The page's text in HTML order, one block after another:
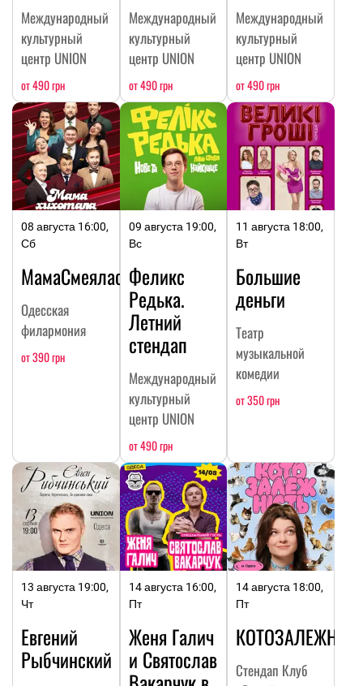
Международный
культурный
центр UNION
от 490 грн
Международный
культурный
центр UNION
от 490 грн
Международный
культурный
центр UNION
от 490 грн
08 августа 16:00,
Сб
МамаСмеялась
Одесская
филармония
от 390 грн
09 августа 19:00,
Вс
Феликс
Редька.
Летний
стендап
Международный
культурный
центр UNION
от 490 грн
11 августа 18:00,
Вт
Большие
деньги
Театр
музыкальной
комедии
от 350 грн
13 августа 19:00,
Чт
Евгений
Рыбчинский
14 августа 16:00,
Пт
Женя Галич
и Святослав
14 августа 18:00,
Пт
Стендап Клуб